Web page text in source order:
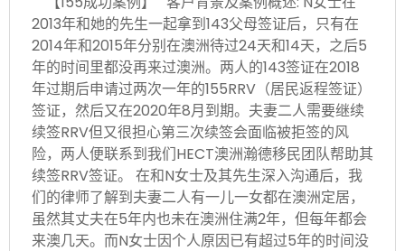
2013年和她的先生一起拿到143父母签证后，只有在
2014年和2015年分别在澳洲待过24天和14天，之后5
年的时间里都没再来过澳洲。两人的143签证在2018
年过期后申请过两次一年的155RRV（居民返程签证）
签证，然后又在2020年8月到期。夫妻二人需要继续
续签RRV但又很担心第三次续签会面临被拒签的风
险，两人便联系到我们HECT澳洲瀚德移民团队帮助其
续签RRV签证。 在和N女士及其先生深入沟通后，我
们的律师了解到夫妻二人有一儿一女都在澳洲定居，
虽然其丈夫在5年内也未在澳洲住满2年，但每年都会
来澳几天。而N女士因个人原因已有超过5年的时间没